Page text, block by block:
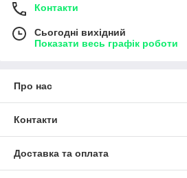
Контакти
Сьогодні вихідний
Показати весь графік роботи
Про нас
Контакти
Доставка та оплата